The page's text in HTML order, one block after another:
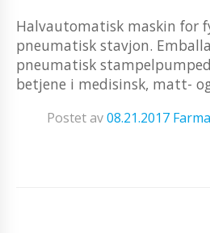
Halvautomatisk maskin for
pneumatisk stavjon.
pneumatisk
betjene i medisinsk, matt-
Postet av08.21.2017